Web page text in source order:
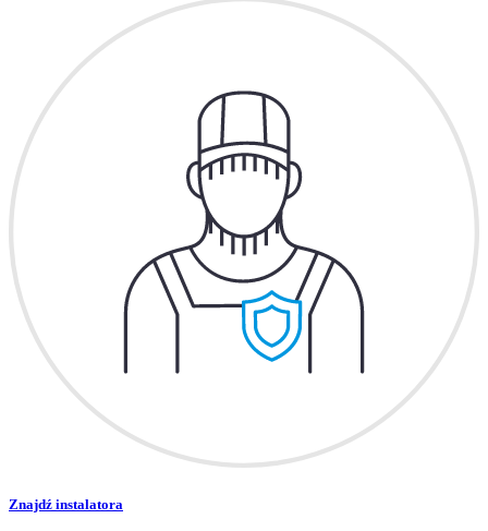
Znajdź instalatora